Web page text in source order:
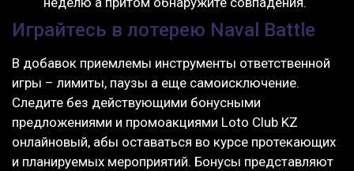
Играйтесь в лотерею Naval Battle
В добавок приемлемы инструменты ответственной
игры – лимиты, паузы а еще самоисключение.
Следите без действующими бонусными
предложениями и промоакциями Loto Club KZ
онлайновый, абы оставаться во курсе протекающих
и планируемых мероприятий. Бонусы представляют